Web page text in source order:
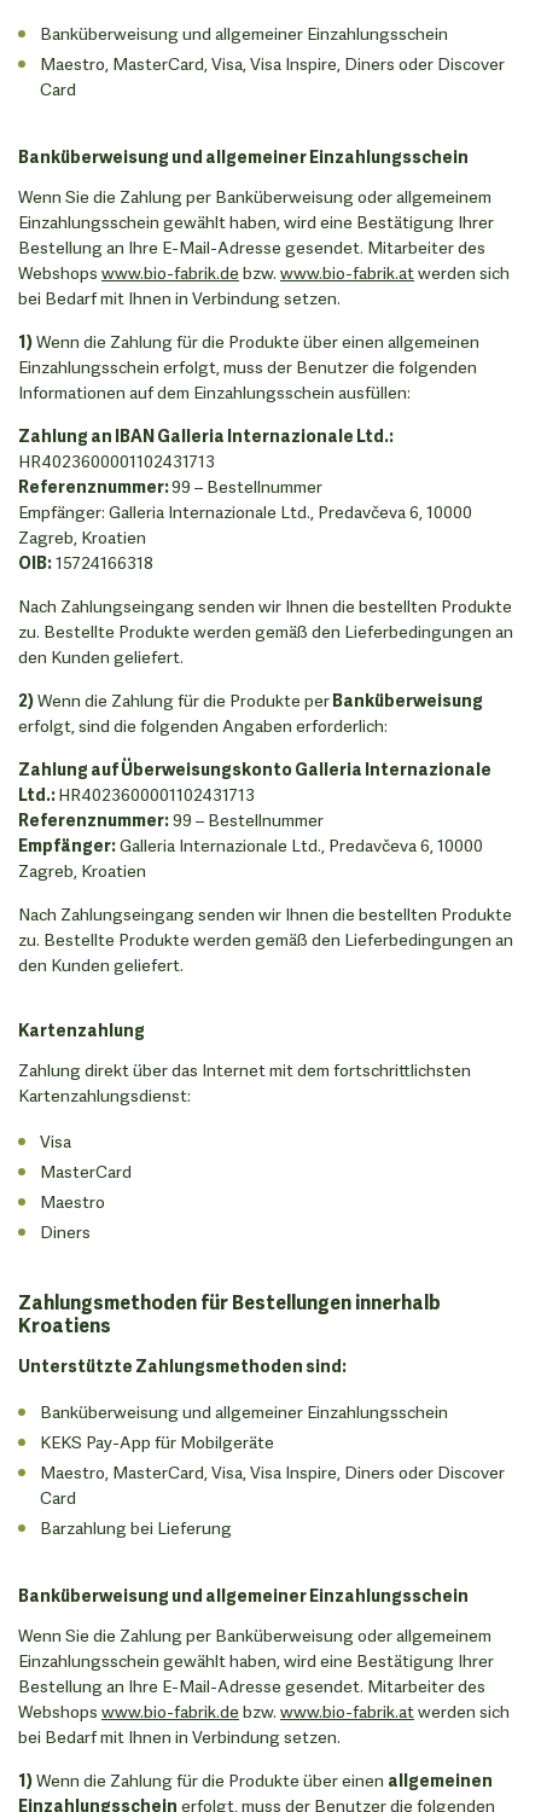
Banküberweisung und allgemeiner Einzahlungsschein
Maestro, MasterCard, Visa, Visa Inspire, Diners oder Discover
Card
Banküberweisung und allgemeiner Einzahlungsschein
Wenn Sie die Zahlung per Banküberweisung oder allgemeinem
Einzahlungsschein gewählt haben, wird eine Bestätigung Ihrer
Bestellung an Ihre E-Mail-Adresse gesendet. Mitarbeiter des
Webshops www.bio-fabrik.de bzw. www.bio-fabrik.atwerden sich
bei Bedarf mit Ihnen in Verbindung setzen.
1)Wenn die Zahlung für die Produkte über einen allgemeinen
Einzahlungsschein erfolgt, muss der Benutzer die folgenden
Informationen auf dem Einzahlungsschein ausfüllen:
Zahlung an IBAN Galleria Internazionale Ltd.:
HR4023600001102431713
Referenznummer:99 – Bestellnummer
Empfänger: Galleria Internazionale Ltd., Predavčeva 6, 10000
Zagreb, Kroatien
OIB:15724166318
Nach Zahlungseingang senden wir Ihnen die bestellten Produkte
zu. Bestellte Produkte werden gemäß den Lieferbedingungen an
den Kunden geliefert.
2)Wenn die Zahlung für die Produkte perBanküberweisung
erfolgt, sind die folgenden Angaben erforderlich:
Zahlung auf Überweisungskonto Galleria Internazionale
Ltd.:HR4023600001102431713
Referenznummer:99 – Bestellnummer
Empfänger:Galleria Internazionale Ltd., Predavčeva 6, 10000
Zagreb, Kroatien
Nach Zahlungseingang senden wir Ihnen die bestellten Produkte
zu. Bestellte Produkte werden gemäß den Lieferbedingungen an
den Kunden geliefert.
Kartenzahlung
Zahlung direkt über das Internet mit dem fortschrittlichsten
Kartenzahlungsdienst:
Visa
MasterCard
Maestro
Diners
Zahlungsmethoden für Bestellungen innerhalb
Kroatiens
Unterstützte Zahlungsmethoden sind:
Banküberweisung und allgemeiner Einzahlungsschein
KEKS Pay-App für Mobilgeräte
Maestro, MasterCard, Visa, Visa Inspire, Diners oder Discover
Card
Barzahlung bei Lieferung
Banküberweisung und allgemeiner Einzahlungsschein
Wenn Sie die Zahlung per Banküberweisung oder allgemeinem
Einzahlungsschein gewählt haben, wird eine Bestätigung Ihrer
Bestellung an Ihre E-Mail-Adresse gesendet. Mitarbeiter des
Webshops www.bio-fabrik.de bzw. www.bio-fabrik.atwerden sich
bei Bedarf mit Ihnen in Verbindung setzen.
1)Wenn die Zahlung für die Produkte über einen allgemeinen
Einzahlungsschein erfolgt, muss der Benutzer die folgenden